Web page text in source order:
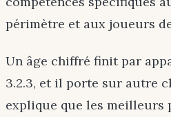
périmètre et aux joueurs
Un âge chiffré finit par
3.2.3, et il porte sur autre
explique que les meilleurs